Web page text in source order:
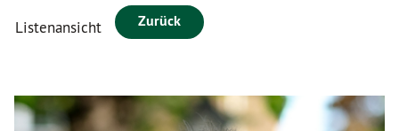
Listenansicht Zurück